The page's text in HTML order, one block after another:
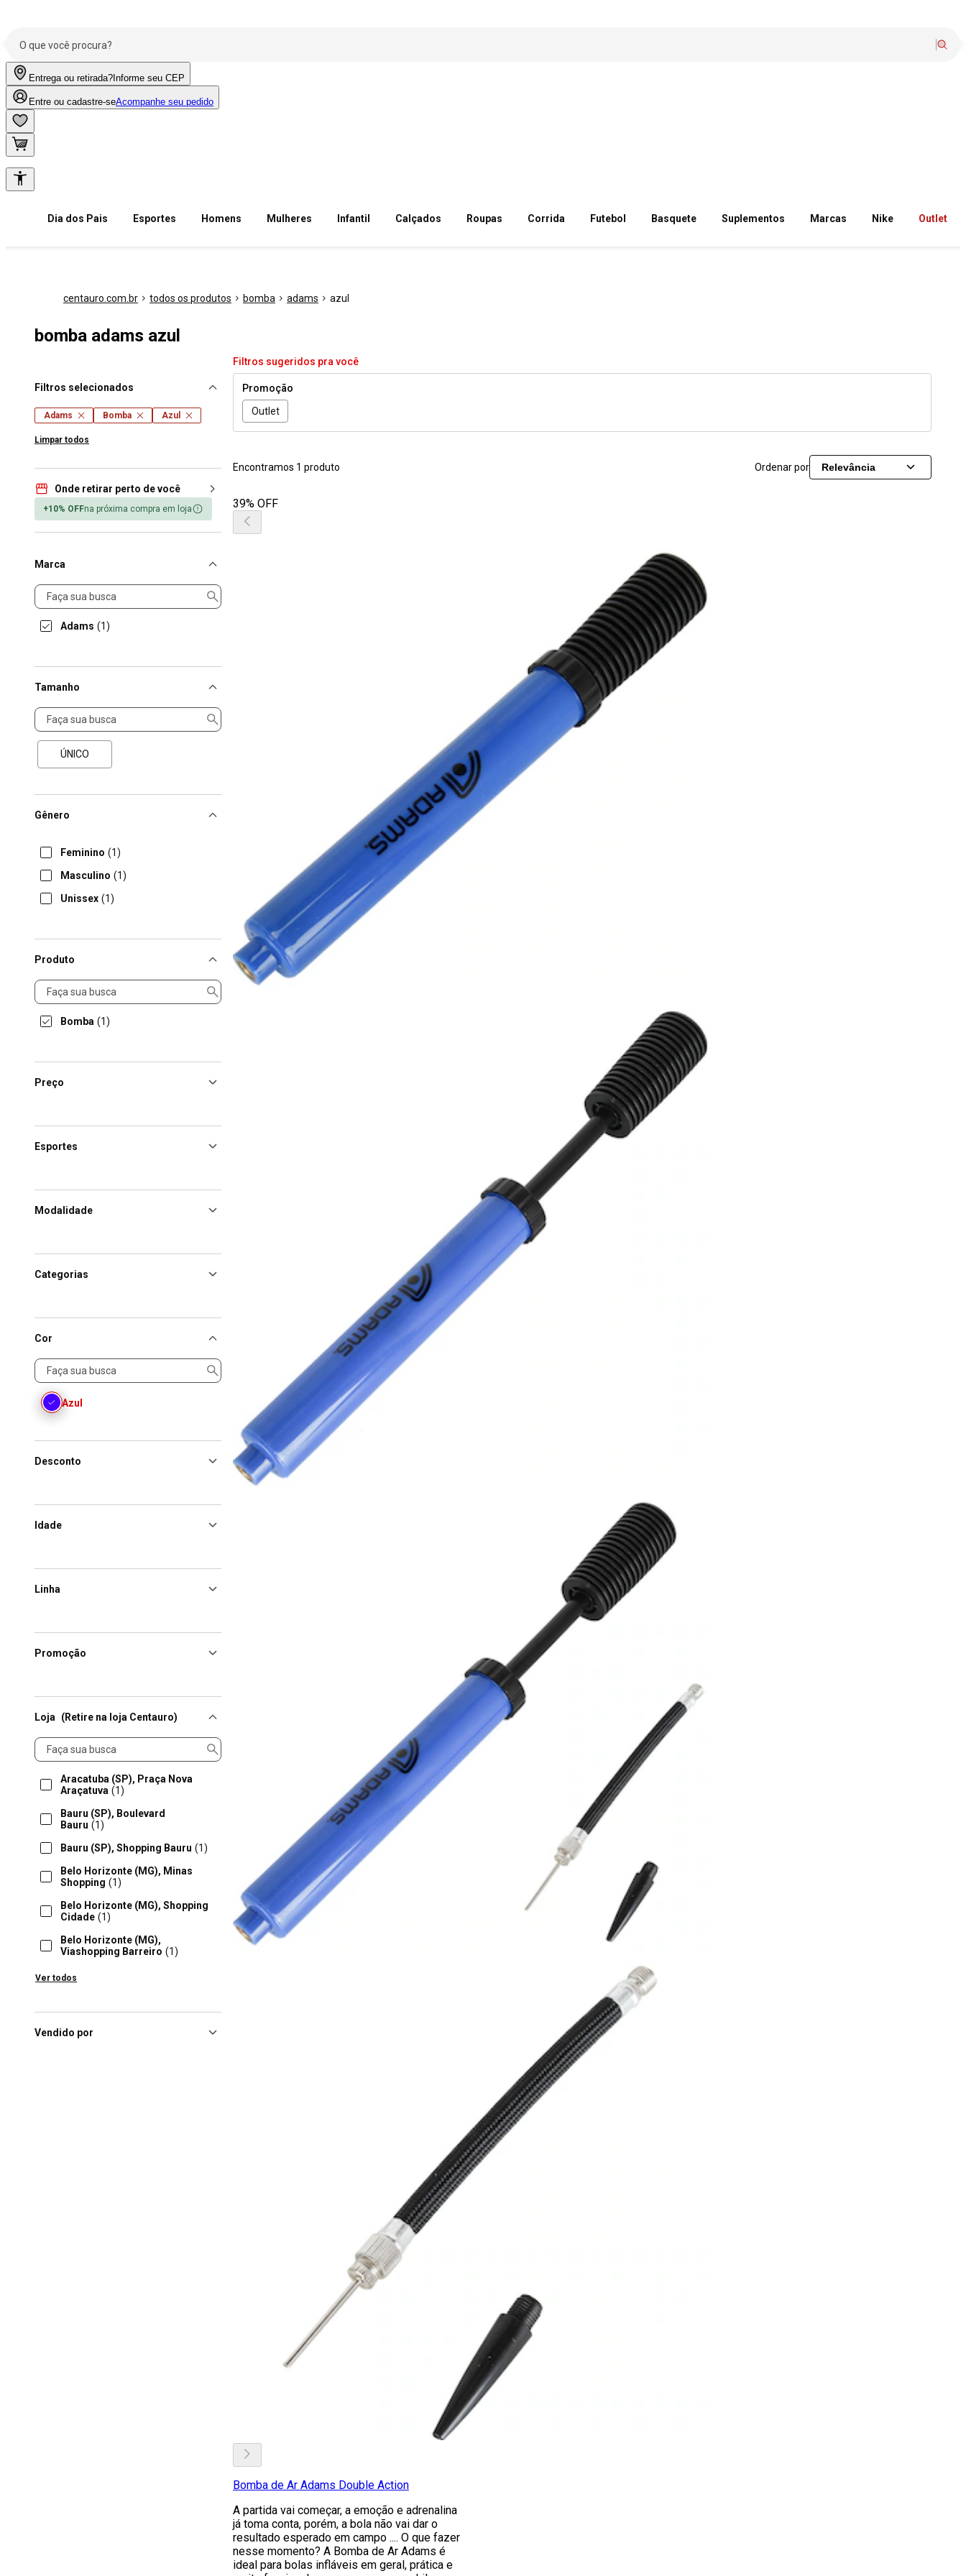
Entrega ou retirada? Informe seu CEP
Entre ou cadastre-seAcompanhe seu pedido
Dia dos Pais Esportes Homens Mulheres Infantil Calçados Roupas Corrida Futebol Basquete Suplementos Marcas Nike Outlet
centauro.com.br todos os produtos bomba adams azul
bomba adams azul
Filtros selecionados
Adams Bomba Azul
Limpar todos
Onde retirar perto de você
+10% OFFna próxima compra em loja
Marca
Marca
Adams (1)
Tamanho
Tamanho
ÚNICO
Gênero
Feminino (1)
Masculino (1)
Unissex (1)
Produto
Produto
Bomba (1)
Preço
Esportes
Modalidade
Categorias
Cor
Cor
Azul
Desconto
Idade
Linha
Promoção
Loja (Retire na loja Centauro)
Loja
Aracatuba (SP), Praça Nova
Araçatuva (1)
Bauru (SP), Boulevard
Bauru (1)
Bauru (SP), Shopping Bauru (1)
Belo Horizonte (MG), Minas
Shopping (1)
Belo Horizonte (MG), Shopping
Cidade (1)
Belo Horizonte (MG),
Viashopping Barreiro (1)
Blumenau (SC), Blumenau
Norte Shopping
Ver todos
Vendido por
Filtros sugeridos pra você
Promoção
Outlet
Encontramos 1 produto Ordenar por Relevância
39% OFF
Bomba de Ar Adams Double Action
A partida vai começar, a emoção e adrenalina
já toma conta, porém, a bola não vai dar o
resultado esperado em campo .... O que fazer
nesse momento? A Bomba de Ar Adams é
ideal para bolas infláveis em geral, prática e